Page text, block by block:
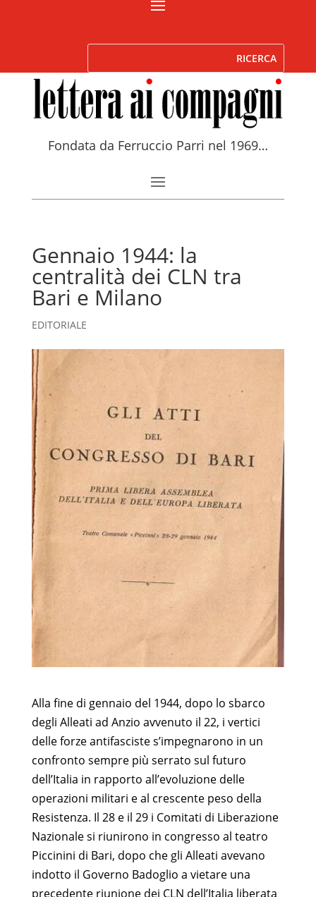
Fondata da Ferruccio Parri nel 1969…
Gennaio 1944: la
centralità dei CLN tra
Bari e Milano
EDITORIALE
Alla fine di gennaio del 1944, dopo lo sbarco
degli Alleati ad Anzio avvenuto il 22, i vertici
delle forze antifasciste s’impegnarono in un
confronto sempre più serrato sul futuro
dell’Italia in rapporto all’evoluzione delle
operazioni militari e al crescente peso della
Resistenza. Il 28 e il 29 i Comitati di Liberazione
Nazionale si riunirono in congresso al teatro
Piccinini di Bari, dopo che gli Alleati avevano
indotto il Governo Badoglio a vietare una
precedente riunione dei CLN dell’Italia liberata